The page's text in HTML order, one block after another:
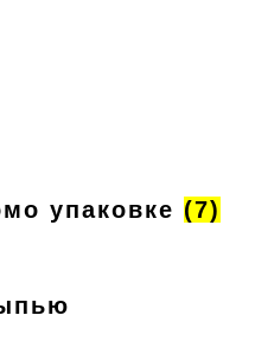
упаковке (7)